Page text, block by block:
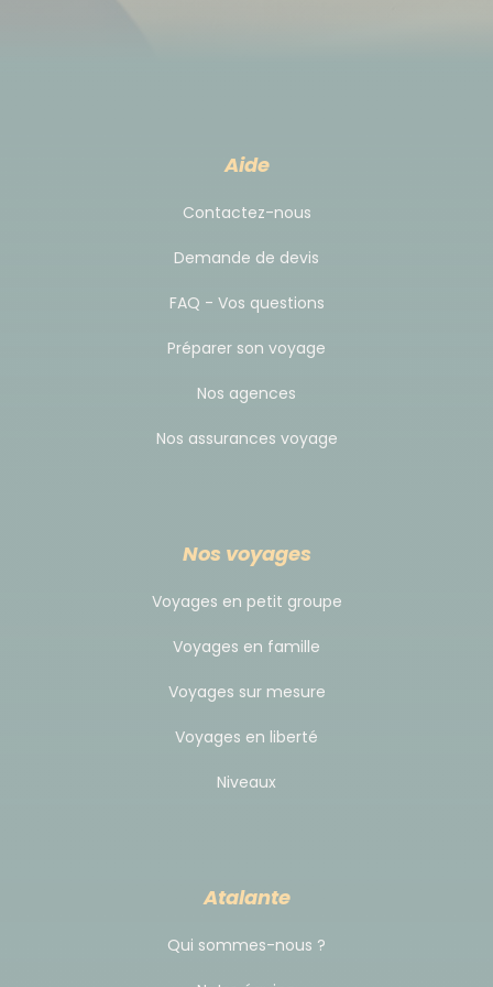
Aide
Contactez-nous
Demande de devis
FAQ - Vos questions
Préparer son voyage
Nos agences
Nos assurances voyage
Nos voyages
Voyages en petit groupe
Voyages en famille
Voyages sur mesure
Voyages en liberté
Niveaux
Atalante
Qui sommes-nous ?